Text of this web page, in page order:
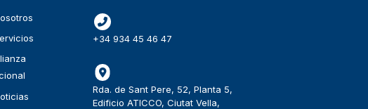
+34 934 45 46 47
Rda. de Sant Pere, 52, Planta 5,
Edificio ATICCO, Ciutat Vella,